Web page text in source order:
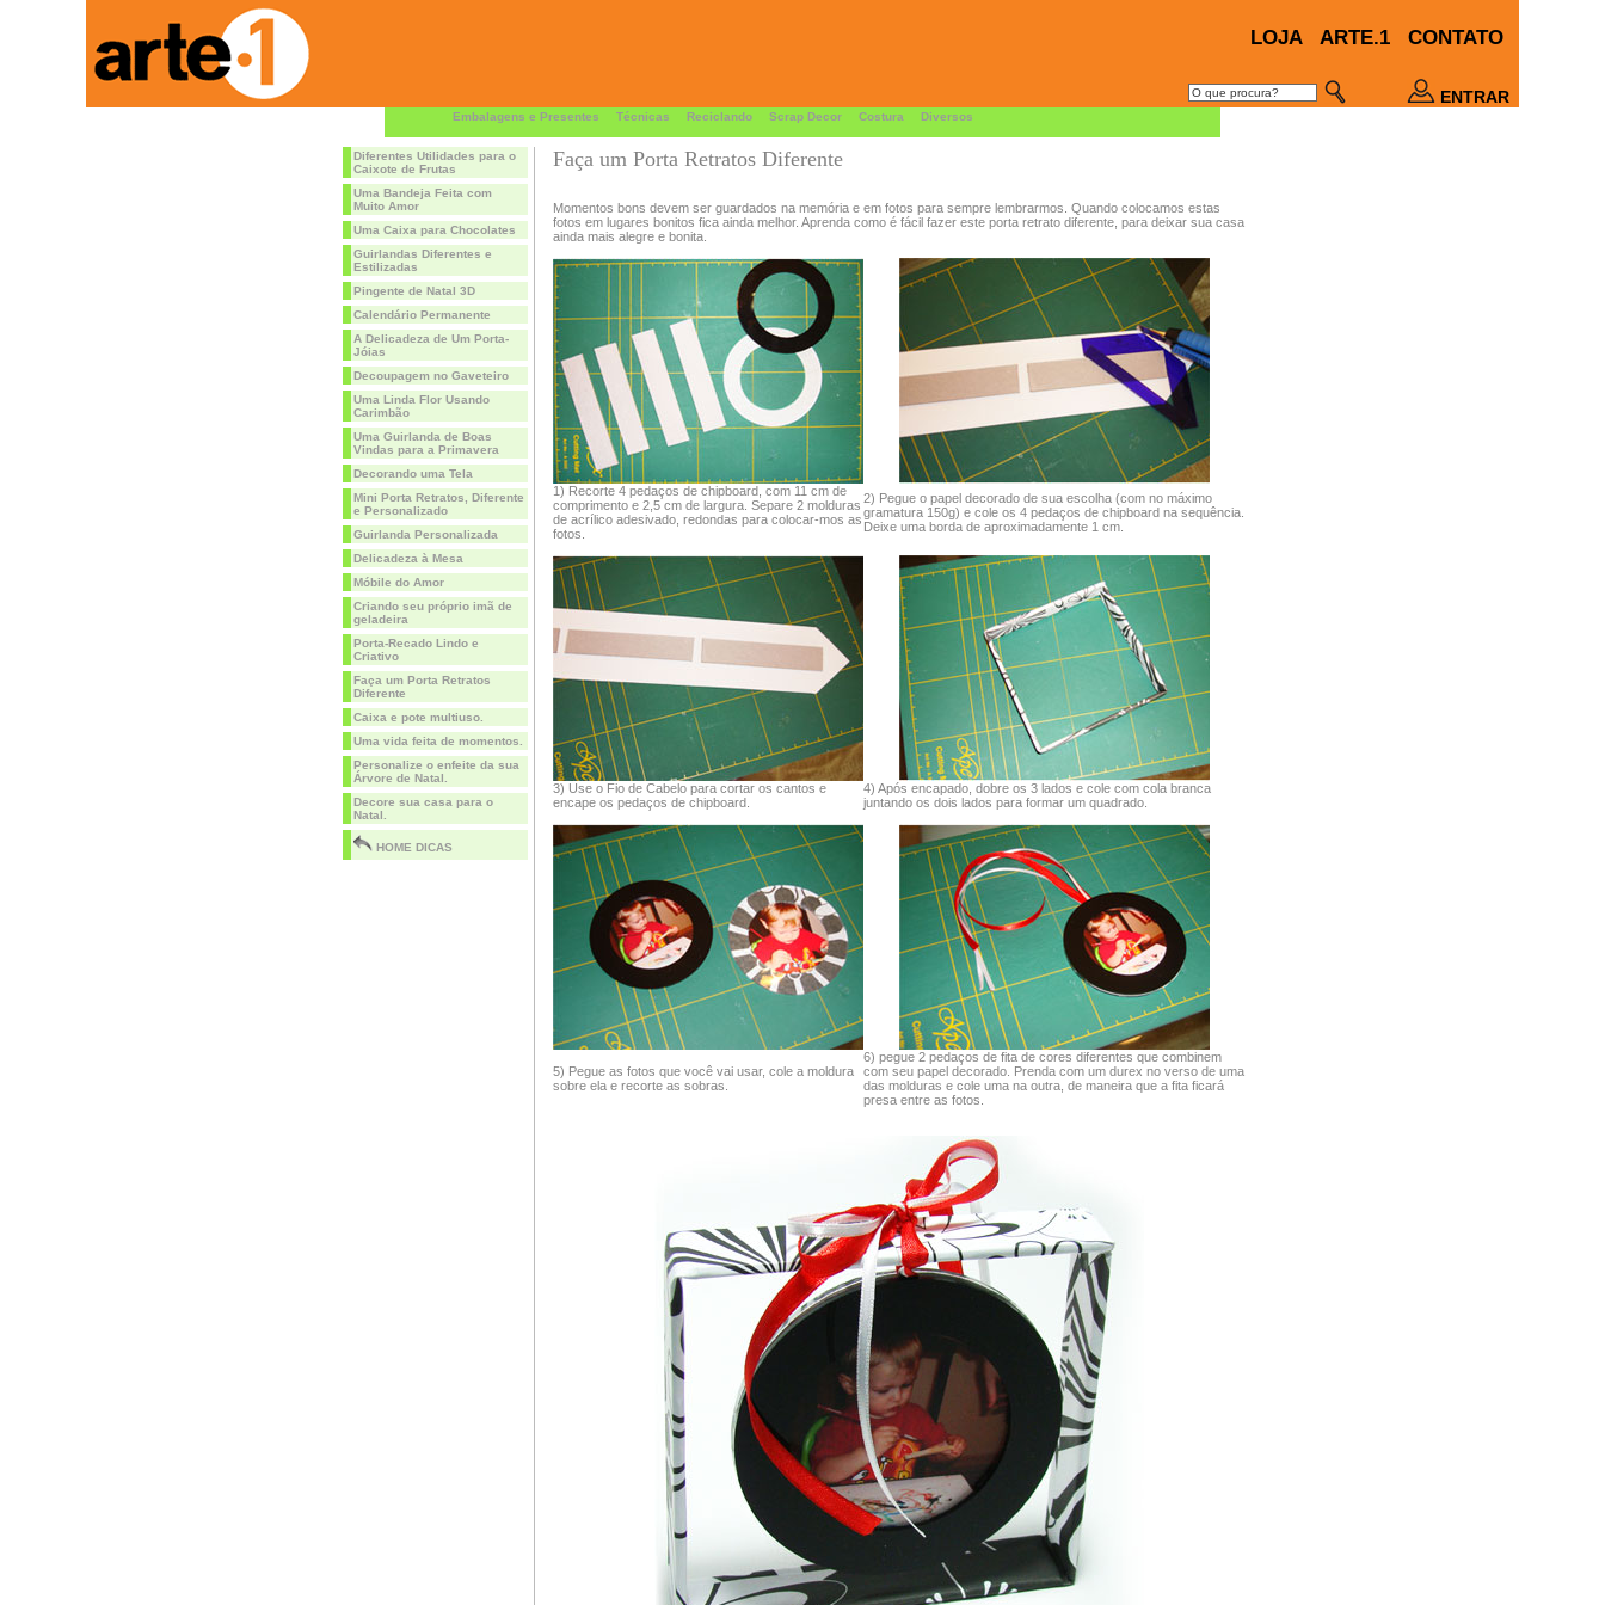
LOJA ARTE.1 CONTATO
ENTRAR
Embalagens e Presentes Técnicas Reciclando Scrap Decor Costura Diversos
Diferentes Utilidades para o
Caixote de Frutas
Uma Bandeja Feita com
Muito Amor
Uma Caixa para Chocolates
Guirlandas Diferentes e
Estilizadas
Pingente de Natal 3D
Calendário Permanente
A Delicadeza de Um Porta-
Jóias
Decoupagem no Gaveteiro
Uma Linda Flor Usando
Carimbão
Uma Guirlanda de Boas
Vindas para a Primavera
Decorando uma Tela
Mini Porta Retratos, Diferente
e Personalizado
Guirlanda Personalizada
Delicadeza à Mesa
Móbile do Amor
Criando seu próprio imã de
geladeira
Porta-Recado Lindo e
Criativo
Faça um Porta Retratos
Diferente
Caixa e pote multiuso.
Uma vida feita de momentos.
Personalize o enfeite da sua
Árvore de Natal.
Decore sua casa para o
Natal.
HOME DICAS
Faça um Porta Retratos Diferente
Momentos bons devem ser guardados na memória e em fotos para sempre lembrarmos. Quando colocamos estas
fotos em lugares bonitos fica ainda melhor. Aprenda como é fácil fazer este porta retrato diferente, para deixar sua casa
ainda mais alegre e bonita.
1) Recorte 4 pedaços de chipboard, com 11 cm de
comprimento e 2,5 cm de largura. Separe 2 molduras
de acrílico adesivado, redondas para colocar-mos as
fotos.
2) Pegue o papel decorado de sua escolha (com no máximo
gramatura 150g) e cole os 4 pedaços de chipboard na sequência.
Deixe uma borda de aproximadamente 1 cm.
3) Use o Fio de Cabelo para cortar os cantos e
encape os pedaços de chipboard.
4) Após encapado, dobre os 3 lados e cole com cola branca
juntando os dois lados para formar um quadrado.
5) Pegue as fotos que você vai usar, cole a moldura
sobre ela e recorte as sobras.
6) pegue 2 pedaços de fita de cores diferentes que combinem
com seu papel decorado. Prenda com um durex no verso de uma
das molduras e cole uma na outra, de maneira que a fita ficará
presa entre as fotos.